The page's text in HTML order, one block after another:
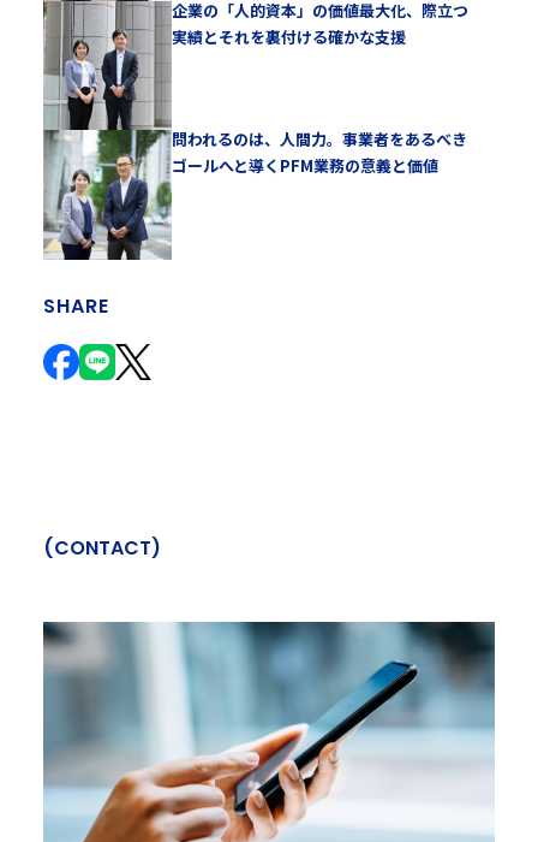
企業の「人的資本」の価値最大化、際立つ
実績とそれを裏付ける確かな支援
問われるのは、人間力。事業者をあるべき
ゴールへと導くPFM業務の意義と価値
SHARE
(CONTACT)